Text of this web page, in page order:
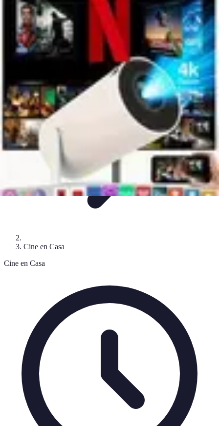
Audio y TV
AltavocesGuías de Compra SonidoTelevisores Sistemas de Sonido
Audio y TV
Cine en Casa
Cine en Casa